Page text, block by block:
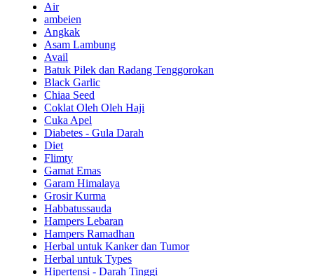
Air
ambeien
Angkak
Asam Lambung
Avail
Batuk Pilek dan Radang Tenggorokan
Black Garlic
Chiaa Seed
Coklat Oleh Oleh Haji
Cuka Apel
Diabetes - Gula Darah
Diet
Flimty
Gamat Emas
Garam Himalaya
Grosir Kurma
Habbatussauda
Hampers Lebaran
Hampers Ramadhan
Herbal untuk Kanker dan Tumor
Herbal untuk Types
Hipertensi - Darah Tinggi